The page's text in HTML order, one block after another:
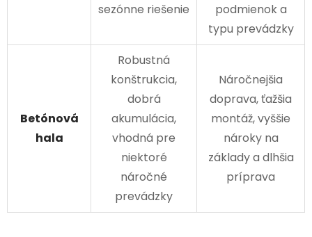
sezónne riešenie
podmienok a
typu prevádzky
Betónová
hala
Robustná
konštrukcia,
dobrá
akumulácia,
vhodná pre
niektoré
náročné
prevádzky
Náročnejšia
doprava, ťažšia
montáž, vyššie
nároky na
základy a dlhšia
príprava